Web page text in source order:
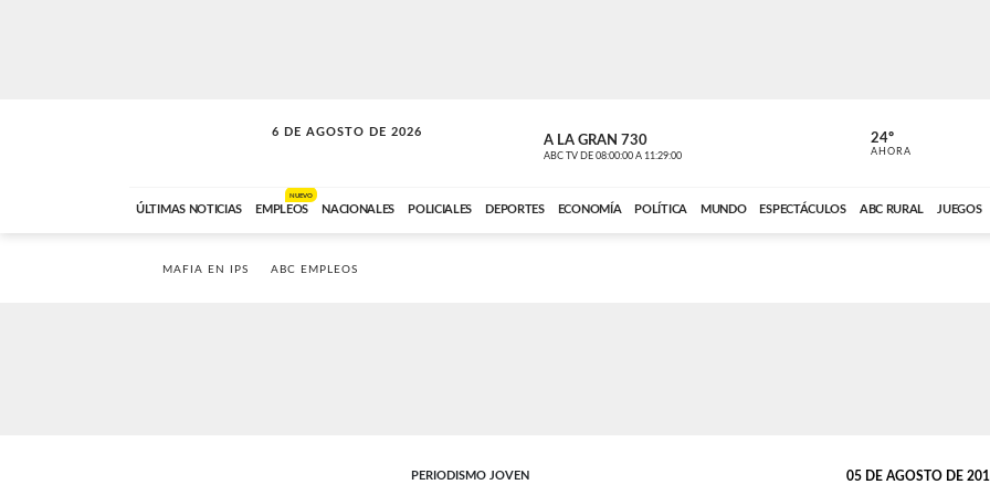
6 DE AGOSTO DE 2026
LA MOVIDA A LA GRAN 730
ABC TV DE 08:00:00 A 11:29:00 ABC CARDINAL
24º
AHORA
ÚLTIMAS NOTICIAS EMPLEOS
NUEVO
NACIONALES POLICIALES DEPORTES ECONOMÍA POLÍTICA MUNDO ESPECTÁCULOS ABC RURAL JUEGOS
MAFIA EN IPS ABC EMPLEOS
PERIODISMO JOVEN 05 DE AGOSTO DE